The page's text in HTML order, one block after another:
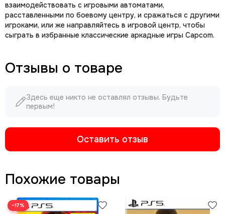
взаимодействовать с игровыми автоматами,
расставленными по боевому центру, и сражаться с другими
игроками, или же направляйтесь в игровой центр, чтобы
сыграть в избранные классические аркадные игры Capcom.
Отзывы о товаре
Здесь еще никто не оставлял отзывы. Будьте
первым!
Оставить отзыв
Похожие товары
−17%